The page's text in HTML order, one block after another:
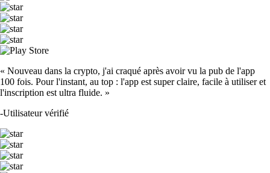
« Nouveau dans la crypto, j'ai craqué après avoir vu la pub de l'app
100 fois. Pour l'instant, au top : l'app est super claire, facile à utiliser et
l'inscription est ultra fluide. »
-Utilisateur vérifié